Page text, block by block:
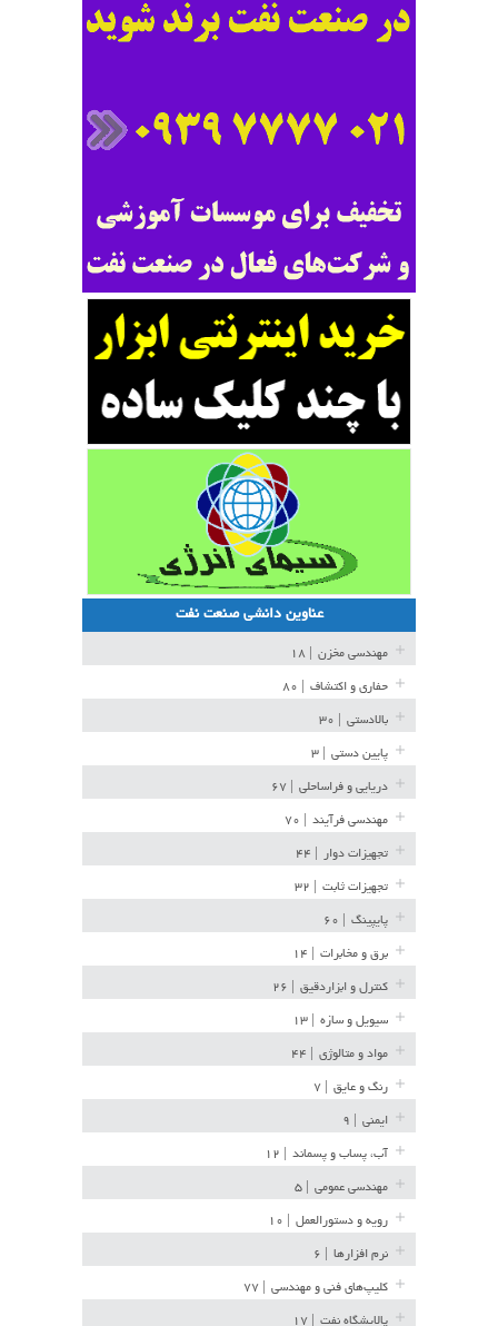
عناوین دانشی صنعت نفت
مهندسی مخزن
حفاری و اکتشاف
بالادستی
پایین دستی
دریایی و فراساحلی
مهندسی فرآیند
تجهیزات دوار
تجهیزات ثابت
پایپینگ
برق و مخابرات
کنترل و ابزاردقیق
سیویل و سازه
مواد و متالوژی
رنگ و عایق
ایمنی
آب، پساب و پسماند
مهندسی عمومی
رویه و دستورالعمل
نرم افزارها
کلیپ‌های فنی و مهندسی
پالایشگاه نفت